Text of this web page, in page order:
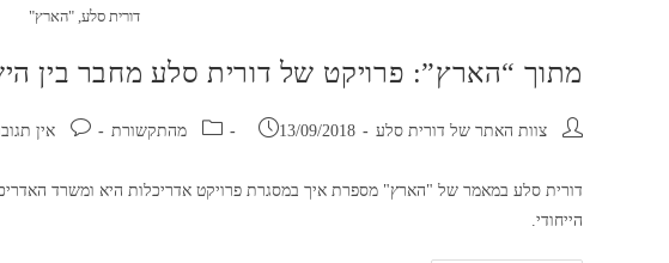
דורית סלע, "הארץ"
מתוך “הארץ”: פרויקט של דורית סלע מחבר בין
מחבר:צוות האתר של דורית סלע פורסם:
13/09/2018 קטגוריה:מהתקשורת תגובות:אין
דורית סלע במאמר של "הארץ" מספרת איך במסגרת פרויקט אדריכלות היא ומשרד
הייחודי.